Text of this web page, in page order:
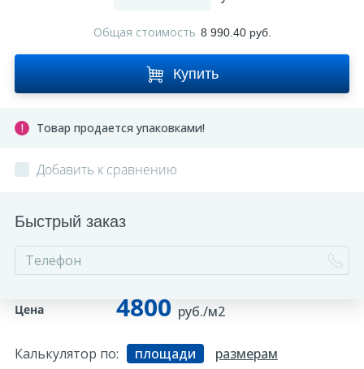
Общая стоимость 8 990.40 руб.
Купить
Товар продается упаковками!
Добавить к сравнению
Быстрый заказ
Цена 4800 руб./м2
Калькулятор по: площади размерам